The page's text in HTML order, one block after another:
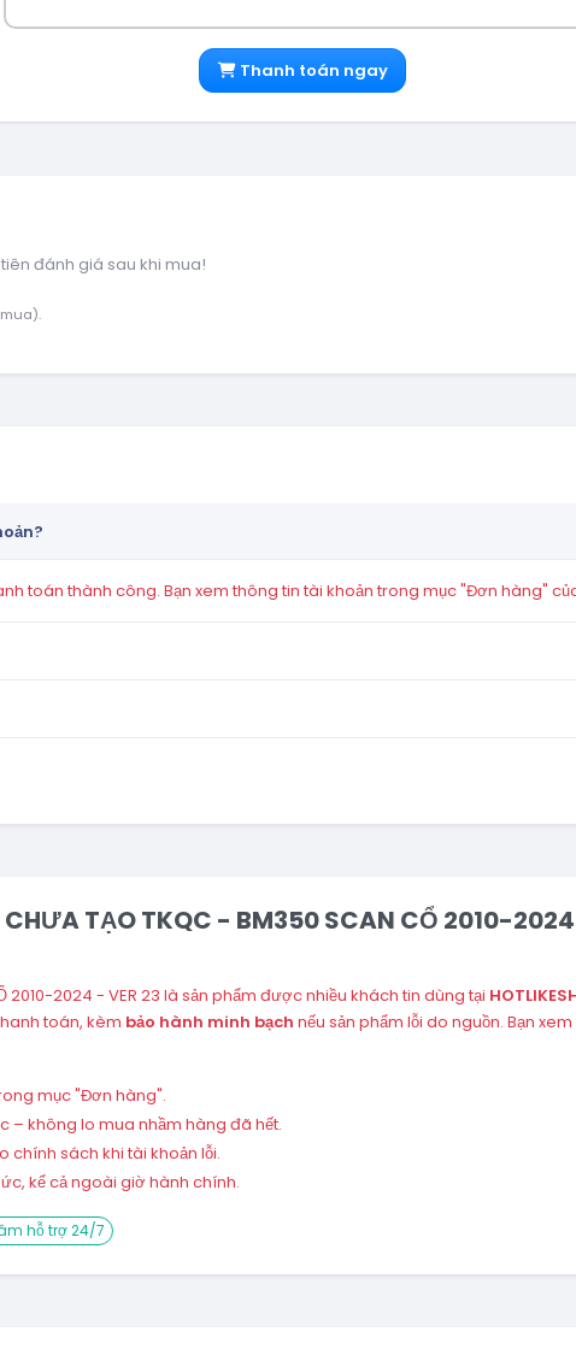
Thanh toán ngay
đánh giá sau khi mua!
toán thành công. Bạn xem thông tin tài khoản trong mục "Đơn hàng"
TẠO TKQC - BM350 SCAN CỔ 2010-
2010-2024 - VER 23 là sản phẩm được nhiều khách tin dùng tại
toán, kèm bảo hành minh bạch nếu sản phẩm lỗi do nguồn. Bạn
mục "Đơn hàng".
– không lo mua nhầm hàng đã hết.
chính sách khi tài khoản lỗi.
kể cả ngoài giờ hành chính.
hỗ trợ 24/7